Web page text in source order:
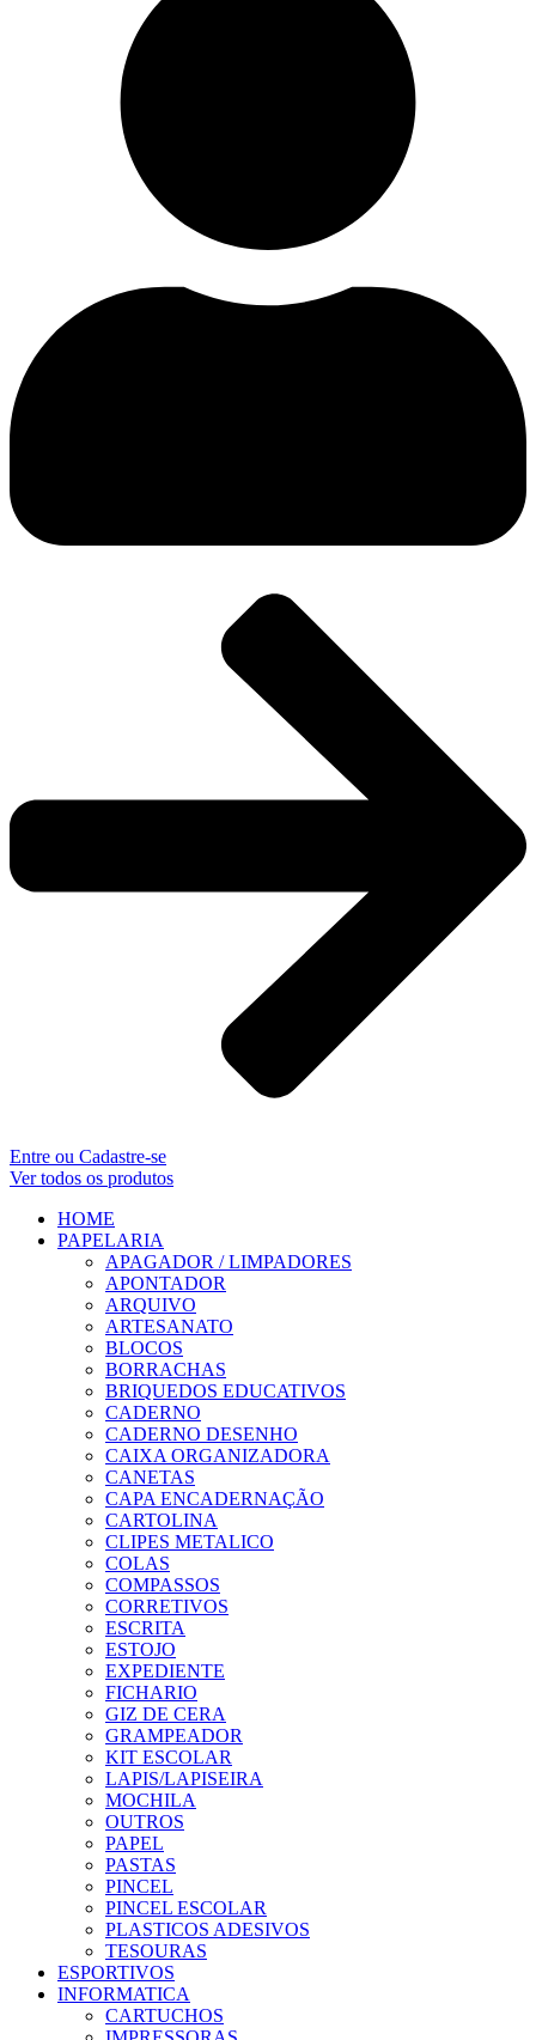
Entre ou Cadastre-se
Ver todos os produtos
HOME
PAPELARIA
APAGADOR / LIMPADORES
APONTADOR
ARQUIVO
ARTESANATO
BLOCOS
BORRACHAS
BRIQUEDOS EDUCATIVOS
CADERNO
CADERNO DESENHO
CAIXA ORGANIZADORA
CANETAS
CAPA ENCADERNAÇÃO
CARTOLINA
CLIPES METALICO
COLAS
COMPASSOS
CORRETIVOS
ESCRITA
ESTOJO
EXPEDIENTE
FICHARIO
GIZ DE CERA
GRAMPEADOR
KIT ESCOLAR
LAPIS/LAPISEIRA
MOCHILA
OUTROS
PAPEL
PASTAS
PINCEL
PINCEL ESCOLAR
PLASTICOS ADESIVOS
TESOURAS
ESPORTIVOS
INFORMATICA
CARTUCHOS